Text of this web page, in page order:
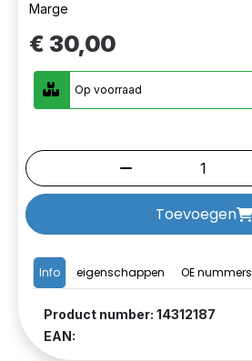
Info eigenschappen OE nummers
Product number: 14312187
EAN:
Marge
€ 30,00
Op voorraad
Toevoegen